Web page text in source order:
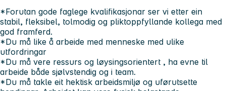
*Forutan gode faglege kvalifikasjonar ser vi etter ein
stabil, fleksibel, tolmodig og pliktoppfyllande kollega med
god framferd.
*Du må like å arbeide med menneske med ulike
utfordringar
*Du må vere ressurs og løysingsorientert , ha evne til
arbeide både sjølvstendig og i team.
*Du må takle eit hektisk arbeidsmiljø og uførutsette